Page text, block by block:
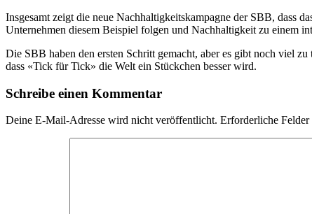
Insgesamt zeigt die neue Nachhaltigkeitskampagne der SBB, dass
Unternehmen diesem Beispiel folgen und Nachhaltigkeit zu einem
Die SBB haben den ersten Schritt gemacht, aber es gibt noch viel
dass «Tick für Tick» die Welt ein Stückchen besser wird.
Schreibe einen Kommentar
Deine E-Mail-Adresse wird nicht veröffentlicht. Erforderliche Felder